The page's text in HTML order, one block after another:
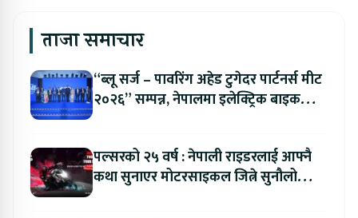
ताजा समाचार
“ब्लू सर्ज – पावरिंग अहेड टुगेदर पार्टनर्स मीट
२०२६” सम्पन्न, नेपालमा इलेक्ट्रिक बाइक
पल्सरको २५ वर्ष : नेपाली राइडरलाई आफ्नै
कथा सुनाएर मोटरसाइकल जित्ने सुनौलो